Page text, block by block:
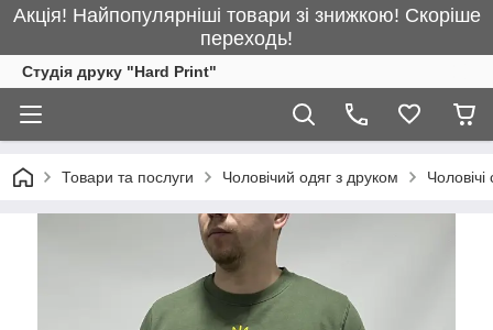
Акція! Найпопулярніші товари зі знижкою! Скоріше
переходь!
Студія друку "Hard Print"
Товари та послуги Чоловічий одяг з друком Чоловічі